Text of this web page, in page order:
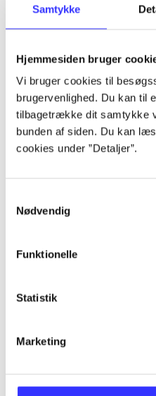
Samtykke
Hjemmesiden bruger
Vi bruger cookies til
brugervenlighed. Du kan til
tilbagetrække dit samtykke
bunden af siden. Du kan
cookies under ”Detaljer”.
Nødvendig
Funktionelle
Statistik
Marketing
...
...
...
Playstation hits